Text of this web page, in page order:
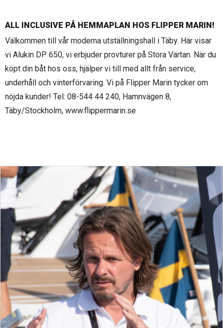
ALL INCLUSIVE PÅ HEMMAPLAN HOS FLIPPER MARIN!
Välkommen till vår moderna utställningshall i Täby. Här visar
vi Alukin DP 650, vi erbjuder provturer på Stora Värtan. När du
köpt din båt hos oss, hjälper vi till med allt från service,
underhåll och vinterförvaring. Vi på Flipper Marin tycker om
nöjda kunder! Tel: 08-544 44 240, Hamnvägen 8,
Täby/Stockholm, www.flippermarin.se